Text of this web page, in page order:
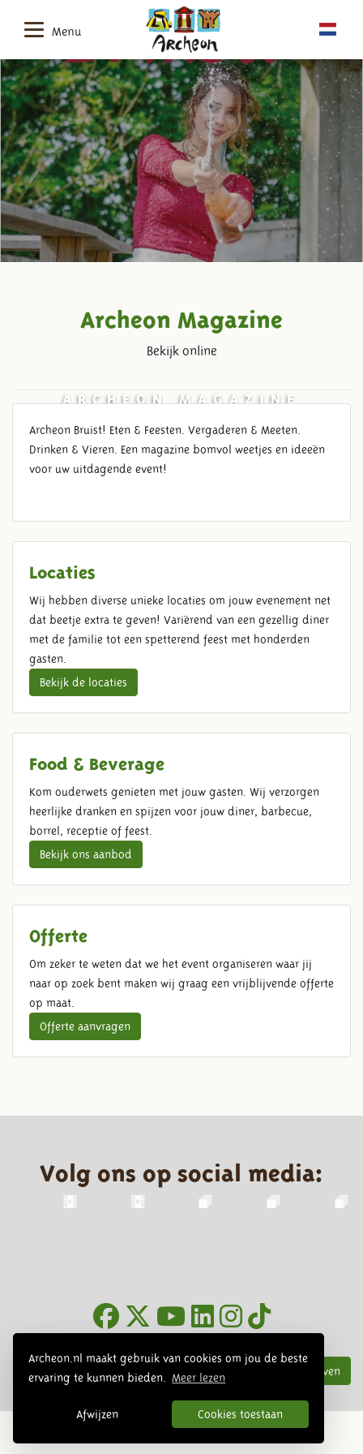
Archeon.nl maakt gebruik van cookies om jou de beste
ervaring te kunnen bieden.
Meer lezen
Afwijzen Cookies toestaan
Menu
ARCHEON MAGAZINE
Archeon Magazine
Bekijk online
Archeon Bruist! Eten & Feesten. Vergaderen & Meeten.
Drinken & Vieren. Een magazine bomvol weetjes en ideeën
voor uw uitdagende event!
Locaties
Wij hebben diverse unieke locaties om jouw evenement net
dat beetje extra te geven! Variërend van een gezellig diner
met de familie tot een spetterend feest met honderden
gasten.
Bekijk de locaties
Food & Beverage
Kom ouderwets genieten met jouw gasten. Wij verzorgen
heerlijke dranken en spijzen voor jouw diner, barbecue,
borrel, receptie of feest.
Bekijk ons aanbod
Offerte
Om zeker te weten dat we het event organiseren waar jij
naar op zoek bent maken wij graag een vrijblijvende offerte
op maat.
Offerte aanvragen
Volg ons op social media:
Inschrijven